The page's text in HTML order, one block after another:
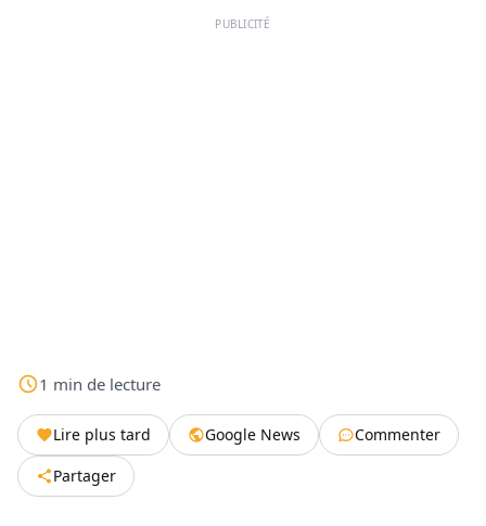
PUBLICITÉ
1 min de lecture
Lire plus tard Google News
Commenter
Partager